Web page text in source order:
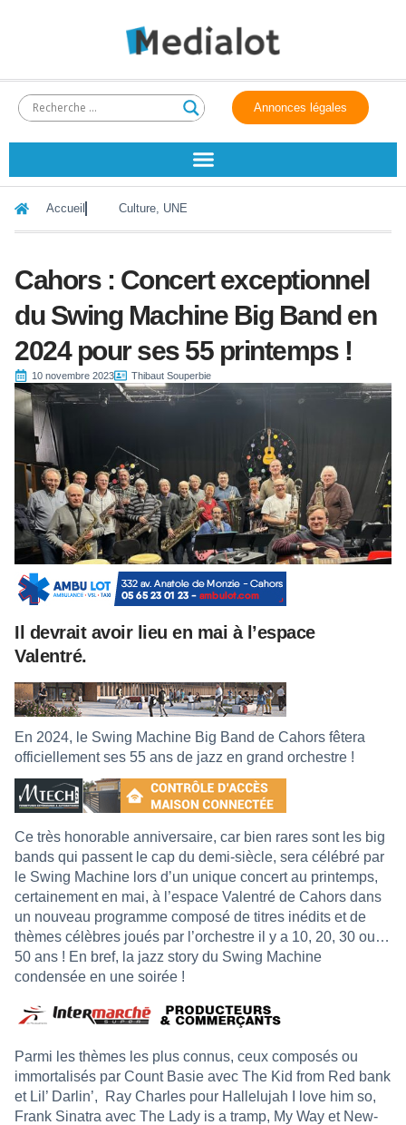
Annonces légales
Accueil Culture, UNE
Cahors : Concert exceptionnel
du Swing Machine Big Band en
2024 pour ses 55 printemps !
10 novembre 2023 Thibaut Souperbie
Il devrait avoir lieu en mai à l’espace
Valentré.
En 2024, le Swing Machine Big Band de Cahors fêtera
officiellement ses 55 ans de jazz en grand orchestre !
Ce très honorable anniversaire, car bien rares sont les big
bands qui passent le cap du demi-siècle, sera célébré par
le Swing Machine lors d’un unique concert au printemps,
certainement en mai, à l’espace Valentré de Cahors dans
un nouveau programme composé de titres inédits et de
thèmes célèbres joués par l’orchestre il y a 10, 20, 30 ou…
50 ans ! En bref, la jazz story du Swing Machine
condensée en une soirée !
Parmi les thèmes les plus connus, ceux composés ou
immortalisés par Count Basie avec The Kid from Red bank
et Lil’ Darlin’,
Ray Charles pour Hallelujah I love him so,
Frank Sinatra avec The Lady is a tramp, My Way et New-